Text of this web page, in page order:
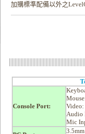
加購標準配備以外之
Console Port:
Video:
Audio
Mic